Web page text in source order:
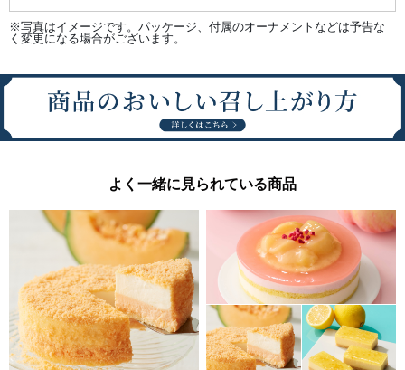
※写真はイメージです。パッケージ、付属のオーナメントなどは予告な
く変更になる場合がございます。
よく一緒に見られている商品